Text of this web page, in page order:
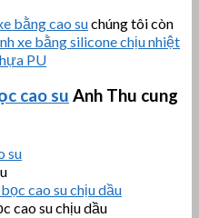
bằng cao suchúng tôi còn
xe bằng silicone chịu nhiệt
PU
cao su Anh Thu cung
cao su chịu dầu